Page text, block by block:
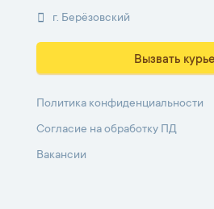
г. Берёзовский
Вызвать
Политика конфиденциальности
Согласие на обработку ПД
Вакансии